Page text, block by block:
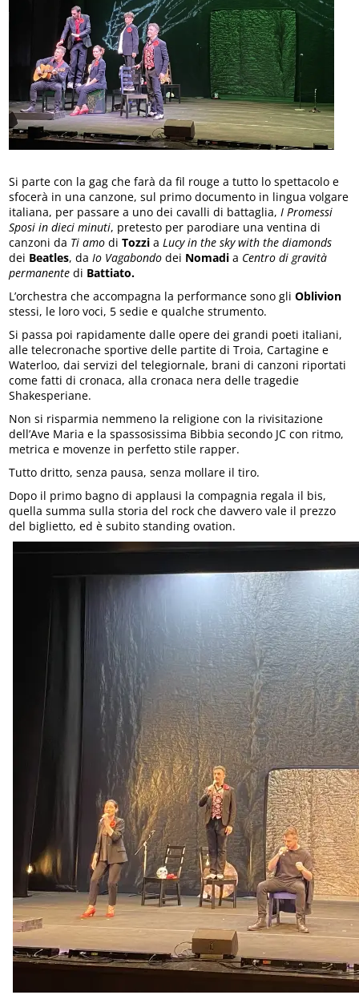
Si parte con la gag che farà da fil rouge a tutto lo spettacolo e
sfocerà in una canzone, sul primo documento in lingua volgare
italiana, per passare a uno dei cavalli di battaglia,I Promessi
Sposi in dieci minuti, pretesto per parodiare una ventina di
canzoni da Ti amo diTozzi a Lucy in the sky with the diamonds
dei Beatles, daIo Vagabondo dei Nomadi a Centro di gravità
permanente di Battiato.
L’orchestra che accompagna la performance sono gliOblivion
stessi, le loro voci, 5 sedie e qualche strumento.
Si passa poi rapidamente dalle opere dei grandi poeti italiani,
alle telecronache sportive delle partite di Troia, Cartagine e
Waterloo, dai servizi del telegiornale, brani di canzoni riportati
come fatti di cronaca, alla cronaca nera delle tragedie
Shakesperiane.
Non si risparmia nemmeno la religione con la rivisitazione
dell’Ave Maria e la spassosissima Bibbia secondo JC con ritmo,
metrica e movenze in perfetto stile rapper.
Tutto dritto, senza pausa, senza mollare il tiro.
Dopo il primo bagno di applausi la compagnia regala il bis,
quella summa sulla storia del rock che davvero vale il prezzo
del biglietto, ed è subito standing ovation.